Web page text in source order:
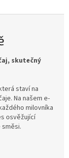
skutečný
staví na
Na našem e-
milovníka
osvěžující